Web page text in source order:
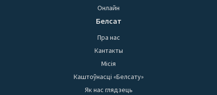
Онлайн
Белсат
Пра нас
Кантакты
Місія
Каштоўнасці «Белсату»
Як нас глядзець